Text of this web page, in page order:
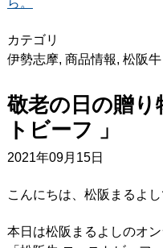
カテゴリ
伊勢志摩, 商品情報, 松阪牛
敬老の日の贈り
トビーフ 」
2021年09月15日
こんにちは、松阪まるよし
本日は松阪まるよしのオ